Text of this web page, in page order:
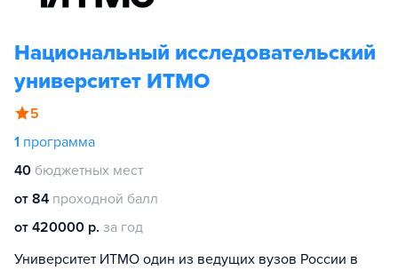
Национальный исследовательский
университет ИТМО
5
1 программа
40 бюджетных мест
от 84 проходной балл
от 420000 р. за год
Университет ИТМО один из ведущих вузов России в